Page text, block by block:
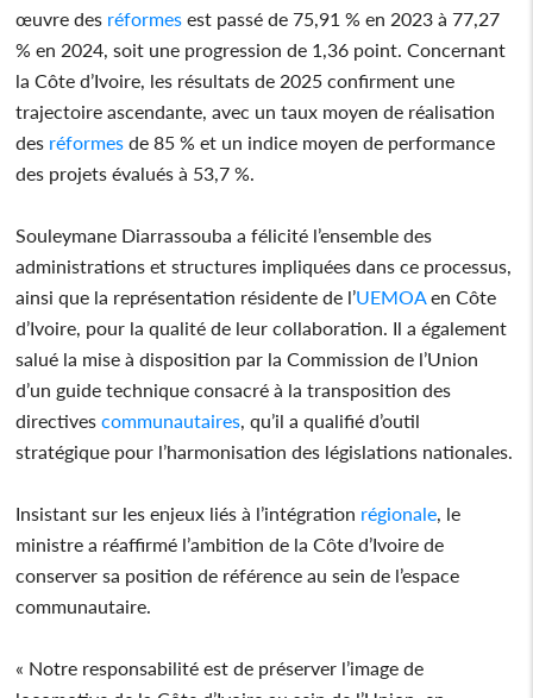
œuvre des réformes est passé de 75,91 % en 2023 à 77,27
% en 2024, soit une progression de 1,36 point. Concernant
la Côte d’Ivoire, les résultats de 2025 confirment une
trajectoire ascendante, avec un taux moyen de réalisation
des réformes de 85 % et un indice moyen de performance
des projets évalués à 53,7 %.
Souleymane Diarrassouba a félicité l’ensemble des
administrations et structures impliquées dans ce processus,
ainsi que la représentation résidente de l’UEMOAen Côte
d’Ivoire, pour la qualité de leur collaboration. Il a également
salué la mise à disposition par la Commission de l’Union
d’un guide technique consacré à la transposition des
directives communautaires, qu’il a qualifié d’outil
stratégique pour l’harmonisation des législations nationales.
Insistant sur les enjeux liés à l’intégration régionale, le
ministre a réaffirmé l’ambition de la Côte d’Ivoire de
conserver sa position de référence au sein de l’espace
communautaire.
« Notre responsabilité est de préserver l’image de